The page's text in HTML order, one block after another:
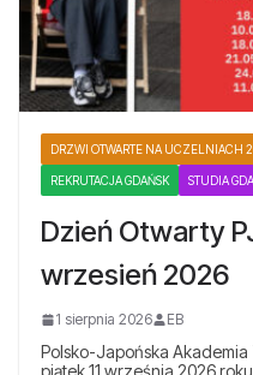
DRZWI OTWARTE NA UCZELNIACH
REKRUTACJA GDAŃSK STUDIA
Dzień Otwarty
wrzesień 2026
1 sierpnia 2026 EB
Polsko-Japońska
piątek 11 września 2026